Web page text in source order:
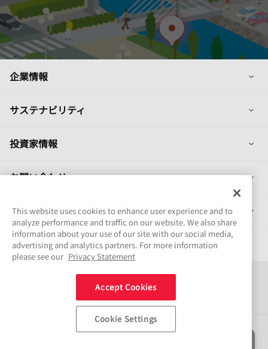
企業情報 列
サステナビリティ 列
投資家情報 列
お問い合わせ 列
製品情報 列
採用情報
ソーシャルメディアポリシー
ご利用条件
This website uses cookies to enhance user experience and to
analyze performance and traffic on our website. We also share
information about your use of our site with our social media,
advertising and analytics partners. For more information
please see our Privacy Statement
Accept Cookies
Cookie Settings